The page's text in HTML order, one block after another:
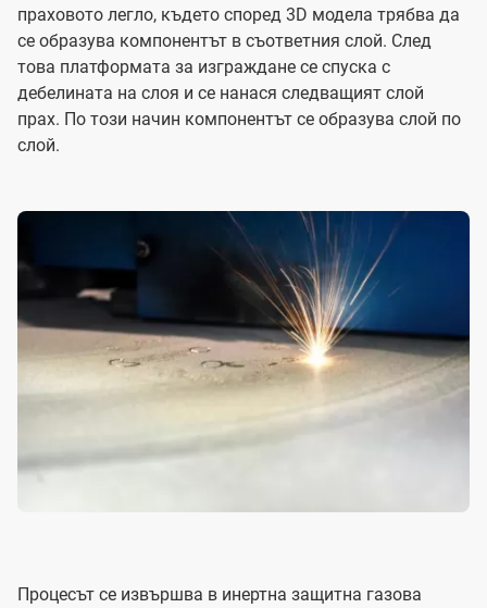
праховото легло, където според 3D модела трябва да
се образува компонентът в съответния слой. След
това платформата за изграждане се спуска с
дебелината на слоя и се нанася следващият слой
прах. По този начин компонентът се образува слой по
слой.
Процесът се извършва в инертна защитна газова